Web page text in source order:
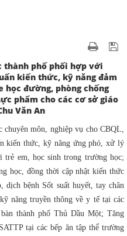
thành phố phối hợp với
kiến thức, kỹ năng đảm
học đường, phòng chống
phẩm cho các cơ sở giáo
Văn An
môn, nghiệp vụ cho CBQL,
kiến thức, kỹ năng ứng phó, xử lý
trẻ em, học sinh trong trường học;
học, đồng thời cập nhật kiến thức
dịch bệnh Sốt suất huyết, tay chân
năng truyền thông về y tế tại các
thành phố Thủ Dầu Một; Tăng
tại các bếp ăn tập thể trường